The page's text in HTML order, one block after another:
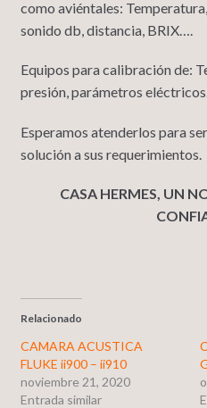
como aviéntales:
sonido db, distancia, BRIX….
Equipos para calibración de:
presión, parámetros
Esperamos atenderlos para
solución a sus requerimientos.
CASA HERMES, UN
Relacionado
CAMARA ACUSTICA
FLUKE ii900 – ii910
noviembre 21, 2020
Entrada similar